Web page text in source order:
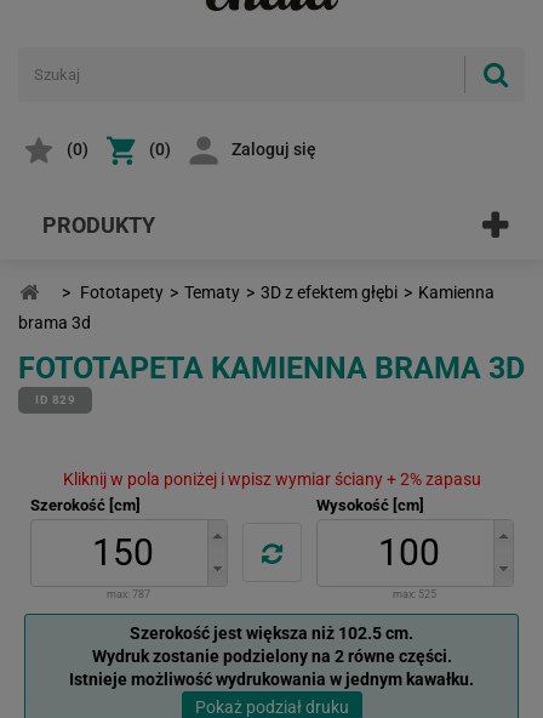
(0) (0) Zaloguj się
PRODUKTY
> Fototapety > Tematy > 3D z efektem głębi > Kamienna
brama 3d
FOTOTAPETA KAMIENNA BRAMA 3D
ID 829
Kliknij w pola poniżej i wpisz wymiar ściany + 2% zapasu
Szerokość [cm]
max: 787
Wysokość [cm]
max: 525
Szerokość jest większa niż 102.5 cm.
Wydruk zostanie podzielony na 2 równe części.
Istnieje możliwość wydrukowania w jednym kawałku.
Pokaż podział druku